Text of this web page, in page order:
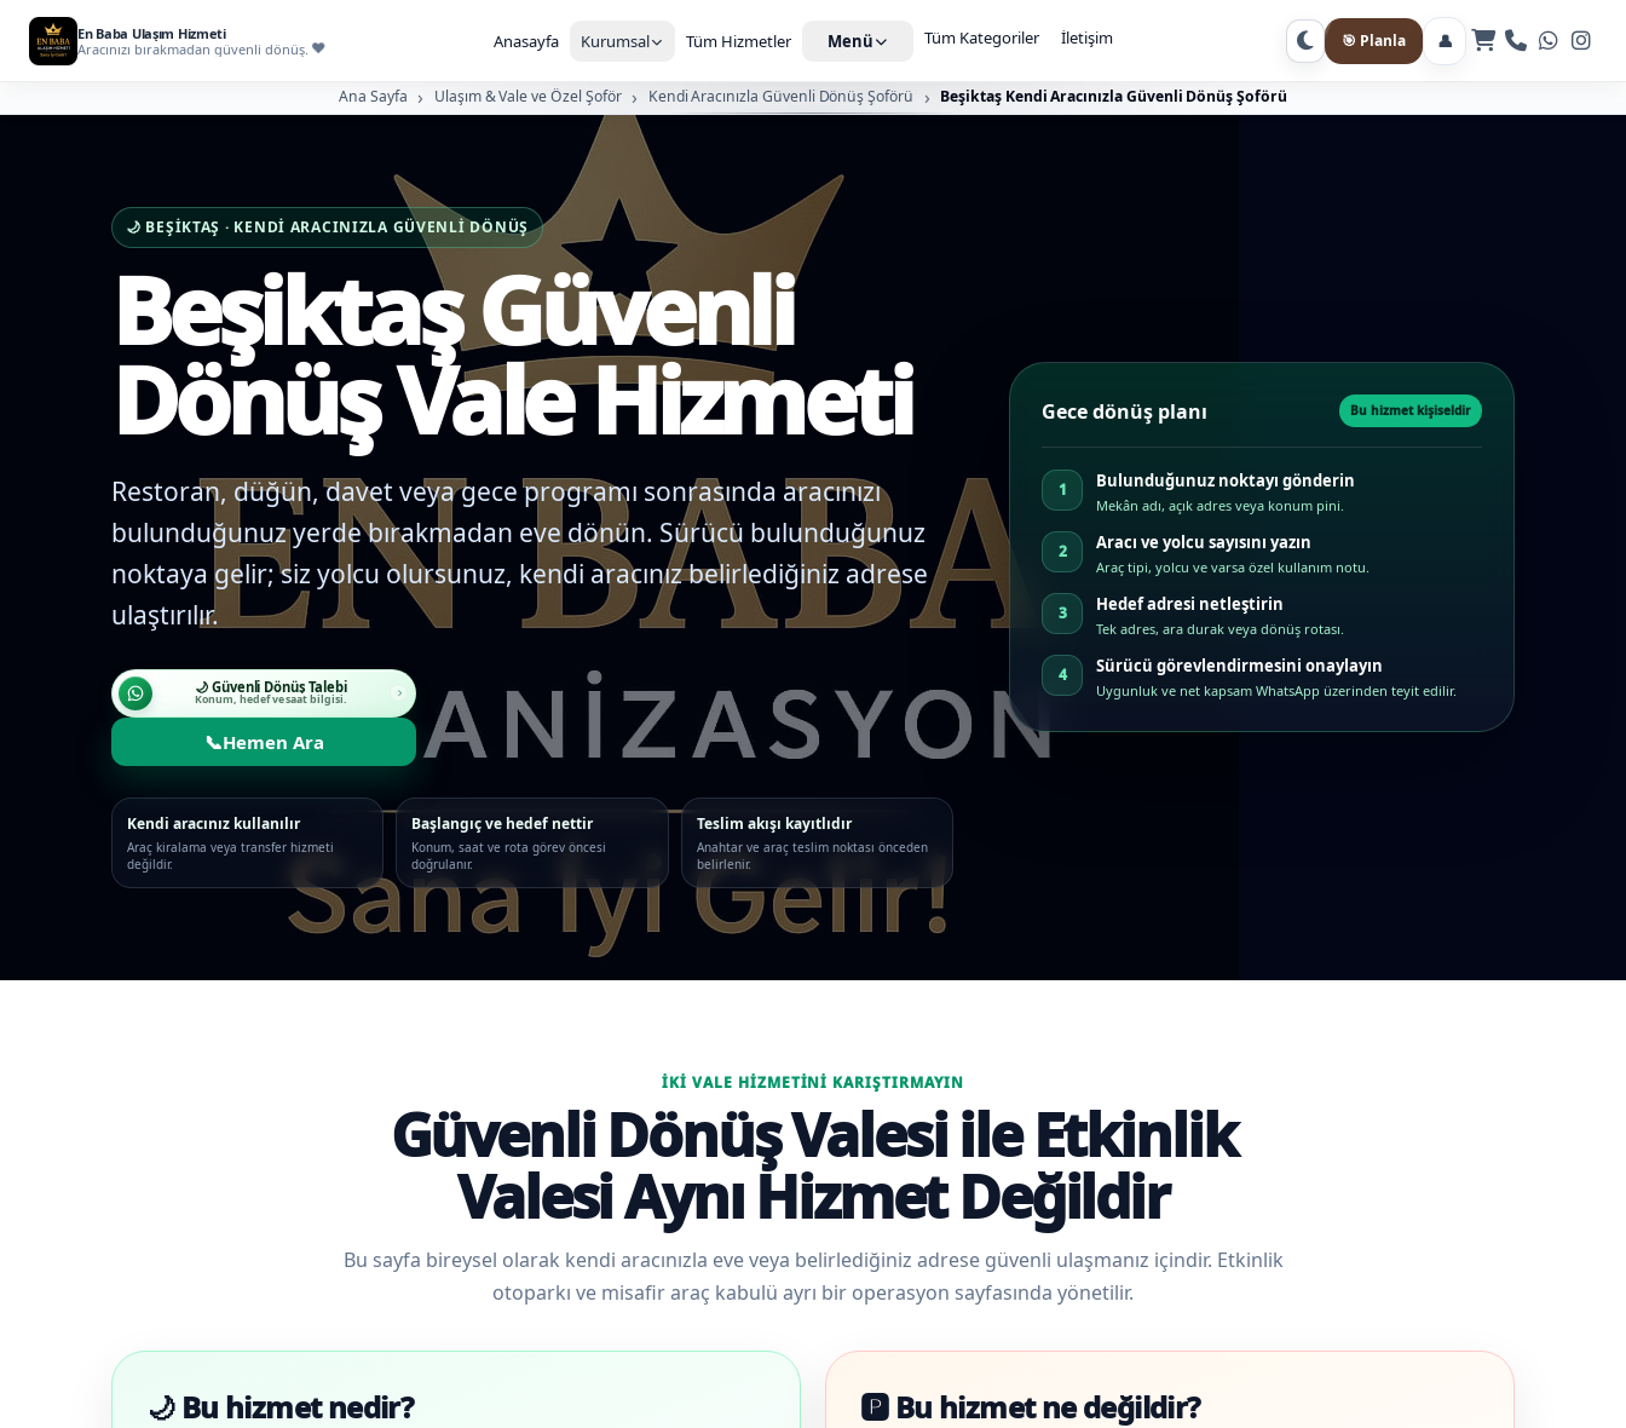
En Baba Ulaşım Hizmeti
Aracınızı bırakmadan güvenli dönüş.
Anasayfa Kurumsal Tüm Hizmetler Menü Tüm Kategoriler İletişim Gece moduna geç
🎯 Planla 👤
Ana Sayfa Ulaşım & Vale ve Özel Şoför Kendi Aracınızla Güvenli Dönüş Şoförü Beşiktaş Kendi Aracınızla Güvenli Dönüş Şoförü
🌙 BEŞIKTAŞ · KENDI ARACINIZLA GÜVENLI DÖNÜŞ
Beşiktaş Güvenli
Dönüş Vale Hizmeti
Restoran, düğün, davet veya gece programı sonrasında aracınızı
bulunduğunuz yerde bırakmadan eve dönün. Sürücü bulunduğunuz
noktaya gelir; siz yolcu olursunuz, kendi aracınız belirlediğiniz adrese
ulaştırılır.
🌙 Güvenli Dönüş Talebi
Konum, hedef ve saat bilgisi.
📞Hemen Ara
Kendi aracınız kullanılır
Araç kiralama veya transfer hizmeti
değildir.
Başlangıç ve hedef nettir
Konum, saat ve rota görev öncesi
doğrulanır.
Teslim akışı kayıtlıdır
Anahtar ve araç teslim noktası önceden
belirlenir.
Gece dönüş planı Bu hizmet kişiseldir
Bulunduğunuz noktayı gönderin
Mekân adı, açık adres veya konum pini.
Aracı ve yolcu sayısını yazın
Araç tipi, yolcu ve varsa özel kullanım notu.
Hedef adresi netleştirin
Tek adres, ara durak veya dönüş rotası.
Sürücü görevlendirmesini onaylayın
Uygunluk ve net kapsam WhatsApp üzerinden teyit edilir.
İKI VALE HIZMETINI KARIŞTIRMAYIN
Güvenli Dönüş Valesi ile Etkinlik
Valesi Aynı Hizmet Değildir
Bu sayfa bireysel olarak kendi aracınızla eve veya belirlediğiniz adrese güvenli ulaşmanız içindir. Etkinlik
otoparkı ve misafir araç kabulü ayrı bir operasyon sayfasında yönetilir.
🌙 Bu hizmet nedir? 🅿️ Bu hizmet ne değildir?